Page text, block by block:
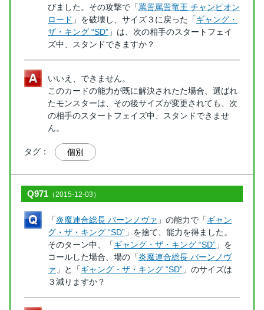
びました。その攻撃で「罵詈罵詈竜王 チャンピオン
ロード 」を破壊し、サイズ３に戻った「ギャング・
ザ・キング “SD” 」は、次の相手のスタートフェイ
ズ中、スタンドできますか？
いいえ、できません。
このカードの能力が既に解決されたた場合、選ばれ
たモンスターは、その後サイズが変更されても、次
の相手のスタートフェイズ中、スタンドできませ
ん。
タグ： 個別
Q971 （2015-12-03）
「炎魔連合総長 バーンノヴァ 」の能力で「ギャン
グ・ザ・キング “SD” 」を捨て、能力を得ました。
そのターン中、「ギャング・ザ・キング “SD” 」を
コールした場合、場の「炎魔連合総長 バーンノヴ
ァ 」と「ギャング・ザ・キング “SD” 」のサイズは
３減りますか？